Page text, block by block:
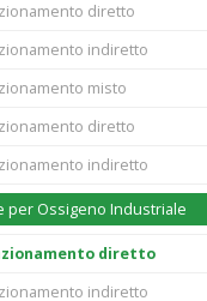
diretto
indiretto
misto
diretto
indiretto
per Ossigeno Industriale
diretto
indiretto